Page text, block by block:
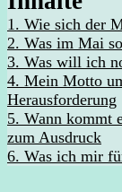
1. Wie sich der
2. Was im Mai
3. Was will ich
4. Mein Motto
Herausforderung
5. Wann kommt
zum Ausdruck
6. Was ich mir